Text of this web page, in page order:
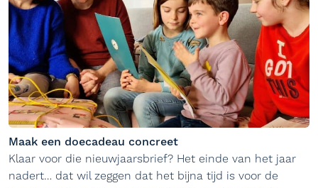
Maak een doecadeau concreet
Klaar voor die nieuwjaarsbrief? Het einde van het jaar
nadert… dat wil zeggen dat het bijna tijd is voor de